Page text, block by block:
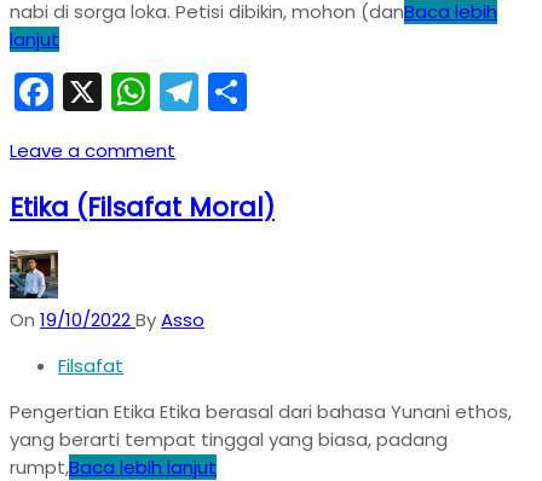
nabi di sorga loka. Petisi dibikin, mohon (danBaca lebih
lanjut
Facebook
X WhatsApp
Telegram
Leave a comment
Etika (Filsafat Moral)
On 19/10/2022ByAsso
Filsafat
Pengertian Etika Etika berasal dari bahasa Yunani ethos,
yang berarti tempat tinggal yang biasa, padang
rumpt,Baca lebih lanjut